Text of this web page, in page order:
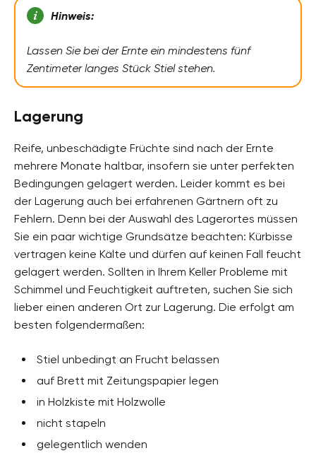
Hinweis:
Lassen Sie bei der Ernte ein mindestens fünf
Zentimeter langes Stück Stiel stehen.
Lagerung
Reife, unbeschädigte Früchte sind nach der Ernte
mehrere Monate haltbar, insofern sie unter perfekten
Bedingungen gelagert werden. Leider kommt es bei
der Lagerung auch bei erfahrenen Gärtnern oft zu
Fehlern. Denn bei der Auswahl des Lagerortes müssen
Sie ein paar wichtige Grundsätze beachten: Kürbisse
vertragen keine Kälte und dürfen auf keinen Fall feucht
gelagert werden. Sollten in Ihrem Keller Probleme mit
Schimmel und Feuchtigkeit auftreten, suchen Sie sich
lieber einen anderen Ort zur Lagerung. Die erfolgt am
besten folgendermaßen:
Stiel unbedingt an Frucht belassen
auf Brett mit Zeitungspapier legen
in Holzkiste mit Holzwolle
nicht stapeln
gelegentlich wenden